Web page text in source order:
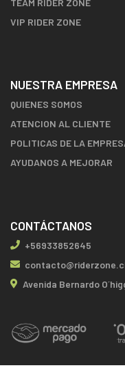
VIP RIDER ZONE
NUESTRA EMPRESA
QUIENES SOMOS
ATENCION AL CLIENTE
POLITICAS DE LA
AYUDANOS A MEJORAR
CONTÁCTANOS
+56933852645
Avenida Bernardo